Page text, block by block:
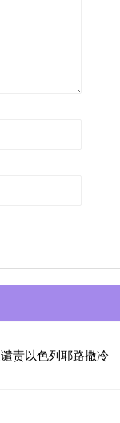
责以色列耶路撒冷